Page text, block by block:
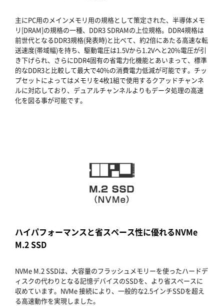
主にPC用のメインメモリ用の規格として策定された、半導体メモ
リ[DRAM]の規格の一種、DDR3 SDRAMの上位規格。DDR4規格は
前世代となるDDR3規格(発表時)と比べて、約2倍にあたる高速な転
送速度(帯域幅)を持ち、駆動電圧は1.5Vから1.2Vへと20%電圧が引
き下げられ、さらにDDR4固有の省電力化機能とあいまって、標準
的なDDR3と比較して最大で40%の消費電力低減が可能です。チッ
プセットによってはメモリを4枚1組で使用するクアッドチャンネ
ルに対応しており、デュアルチャンネルよりもデータ処理の高速
化を図る事が可能です。
ハイパフォーマンスと省スペース性に優れるNVMe
M.2 SSD
NVMe M.2 SSDは、大容量のフラッシュメモリーを使ったハードデ
ィスクの代わりとなる記憶デバイスのSSDを、より省スペースに
収めています。NVMe 接続により、一般的な2.5インチSSDを超え
る高速動作を実現しました。